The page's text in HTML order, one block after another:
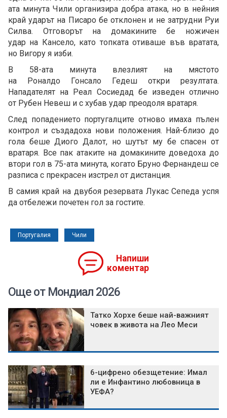
ата минута Чили организира добра атака, но в нейния
край ударът на Писаро бе отклонен и не затрудни Руи
Силва. Отговорът на домакините бе ножичен
удар на Кансело, като топката отиваше във вратата,
но Вигору я изби.
В 58-ата минута влезлият на мястото
на Роналдо Гонсало Гедеш откри резултата.
Нападателят на Реал Сосиедад бе изведен отлично
от Рубен Невеш и с хубав удар преодоля вратаря.
След попадението португалците отново имаха пълен
контрол и създадоха нови положения. Най-близо до
гола беше Диого Далот, но шутът му бе спасен от
вратаря. Все пак атаките на домакините доведоха до
втори гол в 75-ата минута, когато Бруно Фернандеш се
разписа с прекрасен изстрел от дистанция.
В самия край на двубоя резервата Лукас Сепеда успя
да отбележи почетен гол за гостите.
Португалия Чили
Напиши
коментар
Още от Мондиал 2026
Татко Хорхе беше най-важният
човек в живота на Лео Меси
6-цифрено обезщетение: Имал
ли е Инфантино любовница в
УЕФА?